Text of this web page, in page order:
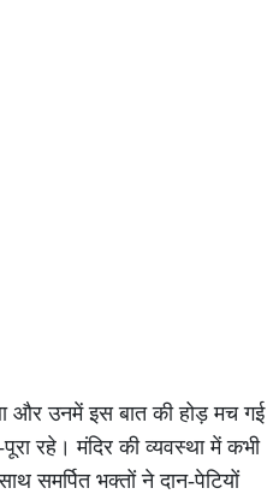
और उनमें इस बात की होड़ मच गई
रहे। मंदिर की व्यवस्था में कभी
समर्पित भक्तों ने दान-पेटियों